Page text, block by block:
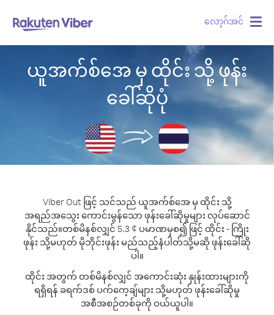
လော့ဂ်အင်
ယူအက်စ်အေ မှ ထိုင်း သို့ ဖုန်း
ခေါ်ဆိုပုံ
Viber Out ဖြင့် သင်သည် ယူအက်စ်အေ မှ ထိုင်း သို့
အရည်အသွေး ကောင်းမွန်သော ဖုန်းခေါ်ဆိုမှုများ လုပ်ဆောင်
နိုင်သည်။တစ်မိနစ်လျှင် 5.3 ¢ ပမာဏမှစ၍ ဖြင့် ထိုင်း - ကြိုး
ဖုန်း သို့မဟုတ် မိုဘိုင်းဖုန်း မည်သည့်နံပါတ်သို့မဆို ဖုန်းခေါ်ဆို
ပါ။
ထိုင်း အတွက် တစ်မိနစ်လျှင် အကောင်းဆုံး နှုန်းထားများကို
ရရှိရန် ခရက်ဒစ် ပက်ကေ့ချ်များ သို့မဟုတ် ဖုန်းခေါ်ဆိုမှု
အစီအစဉ်တစ်ခုကို ဝယ်ယူပါ။